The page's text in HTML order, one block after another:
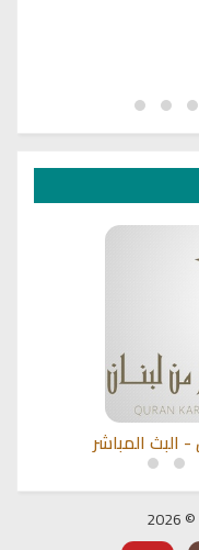
- البث المباشر